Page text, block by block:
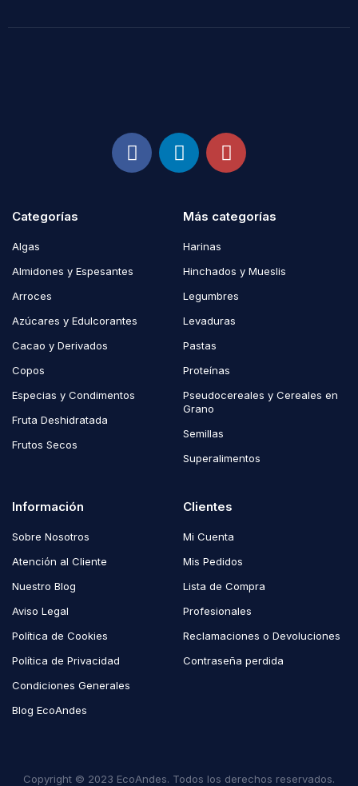
Categorías
Algas
Almidones y Espesantes
Arroces
Azúcares y Edulcorantes
Cacao y Derivados
Copos
Especias y Condimentos
Fruta Deshidratada
Frutos Secos
Más categorías
Harinas
Hinchados y Mueslis
Legumbres
Levaduras
Pastas
Proteínas
Pseudocereales y Cereales en
Grano
Semillas
Superalimentos
Información
Sobre Nosotros
Atención al Cliente
Nuestro Blog
Aviso Legal
Política de Cookies
Política de Privacidad
Condiciones Generales
Blog EcoAndes
Clientes
Mi Cuenta
Mis Pedidos
Lista de Compra
Profesionales
Reclamaciones o Devoluciones
Contraseña perdida
Copyright © 2023 EcoAndes. Todos los derechos reservados.